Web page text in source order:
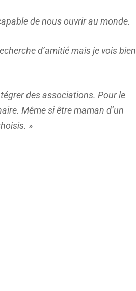
de nous ouvrir au monde.
d’amitié mais je vois bien
des associations. Pour le
Même si être maman d’un
»